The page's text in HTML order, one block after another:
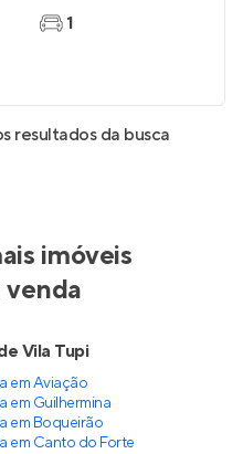
1
resultados da busca
imóveis
venda
Vila Tupi
em Aviação
em Guilhermina
em Boqueirão
em Canto do Forte